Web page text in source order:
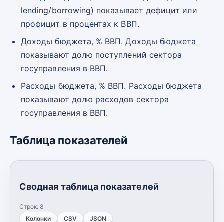
lending/borrowing) показывает дефицит или
профицит в процентах к ВВП.
Доходы бюджета, % ВВП. Доходы бюджета
показывают долю поступлений сектора
госуправления в ВВП.
Расходы бюджета, % ВВП. Расходы бюджета
показывают долю расходов сектора
госуправления в ВВП.
Таблица показателей
Сводная таблица показателей
Строк: 8
Колонки
CSV JSON